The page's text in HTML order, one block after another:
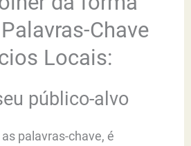
Chave
Locais:
público-alvo
palavras-chave, é